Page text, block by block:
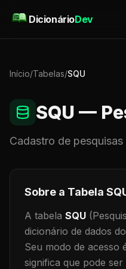
DicionárioDev
Início/Tabelas/SQU
SQU —
Cadastro de pesquisas
Sobre a Tabela
A tabela SQU
dicionário de dados
Seu modo de acesso
significa que pode